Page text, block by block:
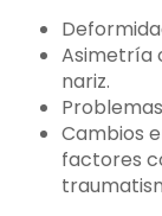
Asimetría
nariz.
Cambios
factores